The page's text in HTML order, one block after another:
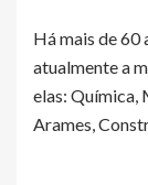
Há mais de 60
atualmente a
elas: Química,
Arames,